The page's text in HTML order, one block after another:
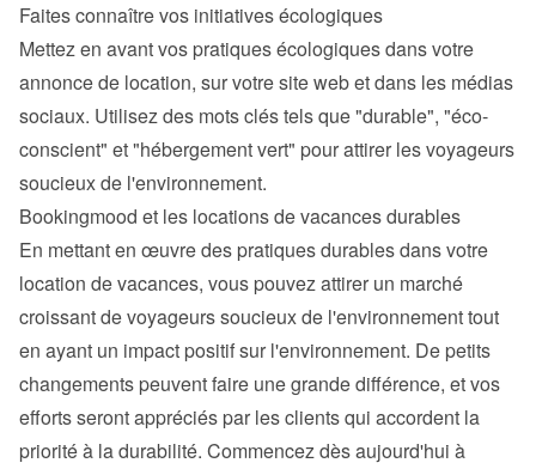
Faites connaître vos initiatives écologiques
Mettez en avant vos pratiques écologiques dans votre
annonce de location, sur votre site web et dans les médias
sociaux. Utilisez des mots clés tels que "durable", "éco-
conscient" et "hébergement vert" pour attirer les voyageurs
soucieux de l'environnement.
Bookingmood et les locations de vacances durables
En mettant en œuvre des pratiques durables dans votre
location de vacances, vous pouvez attirer un marché
croissant de voyageurs soucieux de l'environnement tout
en ayant un impact positif sur l'environnement. De petits
changements peuvent faire une grande différence, et vos
efforts seront appréciés par les clients qui accordent la
priorité à la durabilité. Commencez dès aujourd'hui à